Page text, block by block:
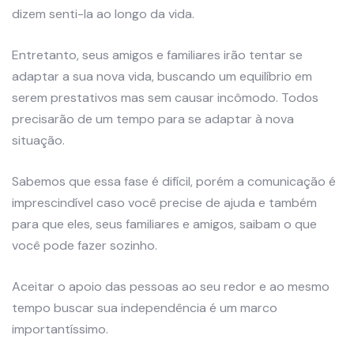
dizem senti-la ao longo da vida.
Entretanto, seus amigos e familiares irão tentar se
adaptar a sua nova vida, buscando um equilíbrio em
serem prestativos mas sem causar incômodo. Todos
precisarão de um tempo para se adaptar à nova
situação.
Sabemos que essa fase é difícil, porém a comunicação é
imprescindível caso você precise de ajuda e também
para que eles, seus familiares e amigos, saibam o que
você pode fazer sozinho.
Aceitar o apoio das pessoas ao seu redor e ao mesmo
tempo buscar sua independência é um marco
importantíssimo.